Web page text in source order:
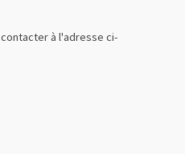
à l'adresse ci-